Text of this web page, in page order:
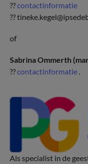
??contactinformatie
??
of
Sabrina Ommerth
??contactinformatie .
Als specialist in de